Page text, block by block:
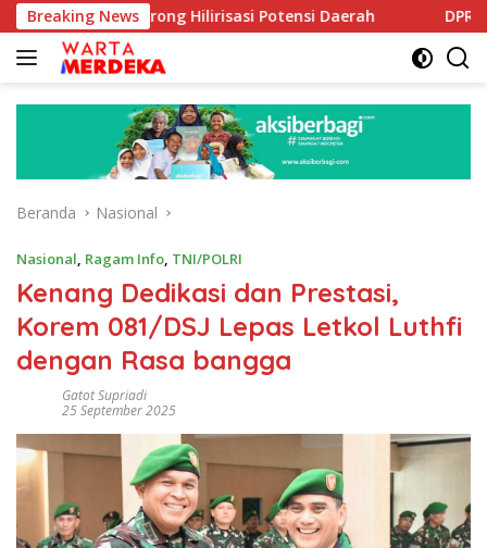
Langsung
ke
konten
Breaking News
Dorong Hilirisasi Potensi Daerah DPR Dorong
Beranda Nasional
Nasional, Ragam Info, TNI/POLRI
Kenang Dedikasi dan Prestasi,
Korem 081/DSJ Lepas Letkol Luthfi
dengan Rasa bangga
Gatot Supriadi
25 September 2025